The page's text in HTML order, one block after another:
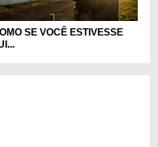
SE VOCÊ ESTIVESSE